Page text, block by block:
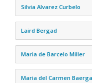
Silvia Alvarez Curbelo
Laird Bergad
Maria de Barcelo Miller
Maria del Carmen Baerga